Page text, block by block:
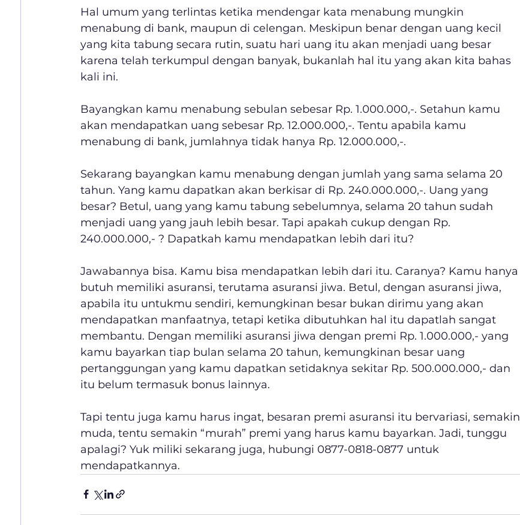
Hal umum yang terlintas ketika mendengar kata menabung mungkin
menabung di bank, maupun di celengan. Meskipun benar dengan uang kecil
yang kita tabung secara rutin, suatu hari uang itu akan menjadi uang besar
karena telah terkumpul dengan banyak, bukanlah hal itu yang akan kita bahas
kali ini.
Bayangkan kamu menabung sebulan sebesar Rp. 1.000.000,-. Setahun kamu
akan mendapatkan uang sebesar Rp. 12.000.000,-. Tentu apabila kamu
menabung di bank, jumlahnya tidak hanya Rp. 12.000.000,-.
Sekarang bayangkan kamu menabung dengan jumlah yang sama selama 20
tahun. Yang kamu dapatkan akan berkisar di Rp. 240.000.000,-. Uang yang
besar? Betul, uang yang kamu tabung sebelumnya, selama 20 tahun sudah
menjadi uang yang jauh lebih besar. Tapi apakah cukup dengan Rp.
240.000.000,- ? Dapatkah kamu mendapatkan lebih dari itu?
Jawabannya bisa. Kamu bisa mendapatkan lebih dari itu. Caranya? Kamu hanya
butuh memiliki asuransi, terutama asuransi jiwa. Betul, dengan asuransi jiwa,
apabila itu untukmu sendiri, kemungkinan besar bukan dirimu yang akan
mendapatkan manfaatnya, tetapi ketika dibutuhkan hal itu dapatlah sangat
membantu. Dengan memiliki asuransi jiwa dengan premi Rp. 1.000.000,- yang
kamu bayarkan tiap bulan selama 20 tahun, kemungkinan besar uang
pertanggungan yang kamu dapatkan setidaknya sekitar Rp. 500.000.000,- dan
itu belum termasuk bonus lainnya.
Tapi tentu juga kamu harus ingat, besaran premi asuransi itu bervariasi, semakin
muda, tentu semakin “murah” premi yang harus kamu bayarkan. Jadi, tunggu
apalagi? Yuk miliki sekarang juga, hubungi 0877-0818-0877 untuk
mendapatkannya.